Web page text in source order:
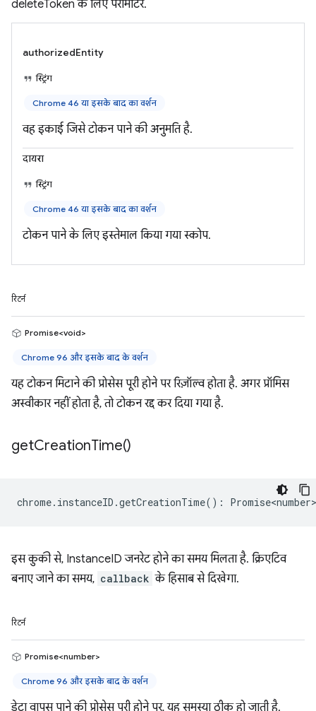
deleteToken के लिए पैरामीटर.
authorizedEntity
स्ट्रिंग
Chrome 46 या इसके बाद का वर्शन
वह इकाई जिसे टोकन पाने की अनुमति है.
दायरा
स्ट्रिंग
Chrome 46 या इसके बाद का वर्शन
टोकन पाने के लिए इस्तेमाल किया गया स्कोप.
रिटर्न
Promise<void>
Chrome 96 और इसके बाद के वर्शन
यह टोकन मिटाने की प्रोसेस पूरी होने पर रिज़ॉल्व होता है. अगर प्रॉमिस
अस्वीकार नहीं होता है, तो टोकन रद्द कर दिया गया है.
getCreationTime()
chrome. instanceID .getCreationTime() : Promise<number>
इस कुकी से, InstanceID जनरेट होने का समय मिलता है. क्रिएटिव
बनाए जाने का समय, callback के हिसाब से दिखेगा.
रिटर्न
Promise<number>
Chrome 96 और इसके बाद के वर्शन
डेटा वापस पाने की प्रोसेस पूरी होने पर, यह समस्या ठीक हो जाती है.